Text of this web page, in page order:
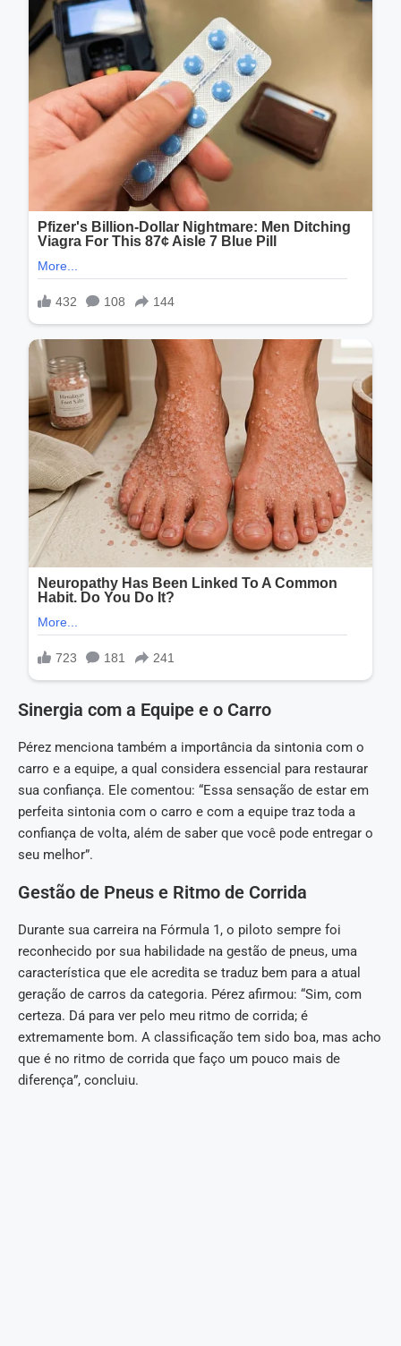
Sinergia com a Equipe e o Carro
Pérez menciona também a importância da sintonia com o
carro e a equipe, a qual considera essencial para restaurar
sua confiança. Ele comentou: “Essa sensação de estar em
perfeita sintonia com o carro e com a equipe traz toda a
confiança de volta, além de saber que você pode entregar o
seu melhor”.
Gestão de Pneus e Ritmo de Corrida
Durante sua carreira na Fórmula 1, o piloto sempre foi
reconhecido por sua habilidade na gestão de pneus, uma
característica que ele acredita se traduz bem para a atual
geração de carros da categoria. Pérez afirmou: “Sim, com
certeza. Dá para ver pelo meu ritmo de corrida; é
extremamente bom. A classificação tem sido boa, mas acho
que é no ritmo de corrida que faço um pouco mais de
diferença”, concluiu.